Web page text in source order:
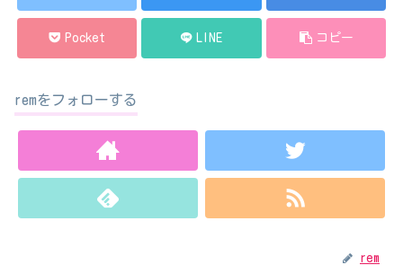
Pocket LINE コピー
remをフォローする
rem